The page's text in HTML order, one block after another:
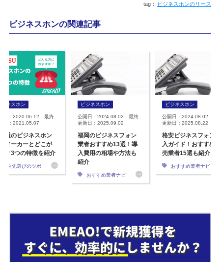
ビジネスホンのリース
ビジネスホンの関連記事
ジネスホン
日：2020.06.12 最終
日：2021.05.07
通のビジネスホン
メーカーとどこが
？3つの特徴を紹介
発注先選びのツボ
ビジネスホン
公開日：2024.08.02 最終
更新日：2025.09.02
福岡のビジネスフォン
業者おすすめ13選！導
入費用の相場や方法も
紹介
おすすめ業者ナビ
ビジネスホン
公開日：2024.08.02 最
更新日：2025.08.22
格安ビジネスフォン
入ガイド！おすすめ
売業者15選も紹介
おすすめ業者ナビ